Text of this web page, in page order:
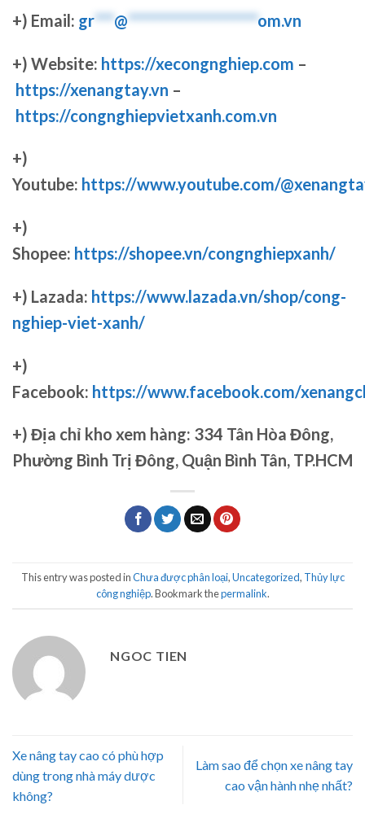
+) Email: gr***@********************om.vn
+) Website: https://xecongnghiep.com –
https://xenangtay.vn –
https://congnghiepvietxanh.com.vn
+)
Youtube: https://www.youtube.com/
+)
Shopee: https://shopee.vn/congnghiepxanh/
+) Lazada: https://www.lazada.vn/shop/cong-
nghiep-viet-xanh/
+)
Facebook: https://www.facebook.com/
+) Địa chỉ kho xem hàng: 334 Tân Hòa Đông,
Phường Bình Trị Đông, Quận Bình Tân, TP.HCM
This entry was posted inChưa được phân loại,Uncategorized, Thủy lực
công nghiệp. Bookmark thepermalink.
NGOC TIEN
Xe nâng tay cao có phù hợp
dùng trong nhà máy dược
không?
Làm sao để chọn xe nâng tay
cao vận hành nhẹ nhất?